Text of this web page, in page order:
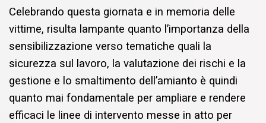
Celebrando questa giornata e in memoria delle
vittime, risulta lampante quanto l’importanza della
sensibilizzazione verso tematiche quali la
sicurezza sul lavoro, la valutazione dei rischi e la
gestione e lo smaltimento dell’amianto è quindi
quanto mai fondamentale per ampliare e rendere
efficaci le linee di intervento messe in atto per